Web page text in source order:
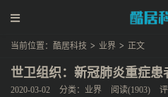
当前位置： 酷居科技 > 业界 > 正文
世卫组织：新冠肺炎重症患
2020-03-02 分类： 业界 阅读(1903)